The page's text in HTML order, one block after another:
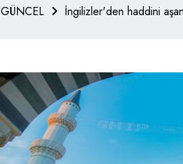
GÜNCEL İngilizler'den haddini